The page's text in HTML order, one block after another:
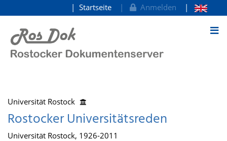
zum Inhalt
Startseite Anmelden
Universität Rostock
Rostocker Universitätsreden
Universität Rostock, 1926-2011